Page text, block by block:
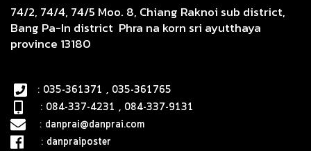
74/2, 74/4, 74/5 Moo. 8, Chiang Raknoi sub district,
Bang Pa-In district Phra na korn sri ayutthaya
province 13180
: 035-361371 , 035-361765
: 084-337-4231 , 084-337-9131
: danprai@danprai.com
: danpraiposter